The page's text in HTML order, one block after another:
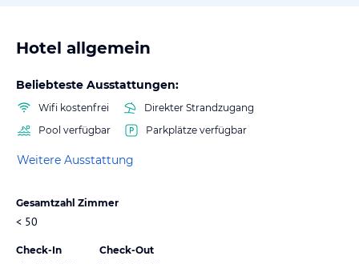
Hotel allgemein
Beliebteste Ausstattungen:
Wifi kostenfrei
Direkter Strandzugang
Pool verfügbar
Parkplätze verfügbar
Weitere Ausstattung
Gesamtzahl Zimmer
< 50
Check-In Check-Out